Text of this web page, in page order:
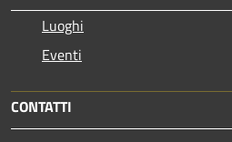
Luoghi
Eventi
CONTATTI